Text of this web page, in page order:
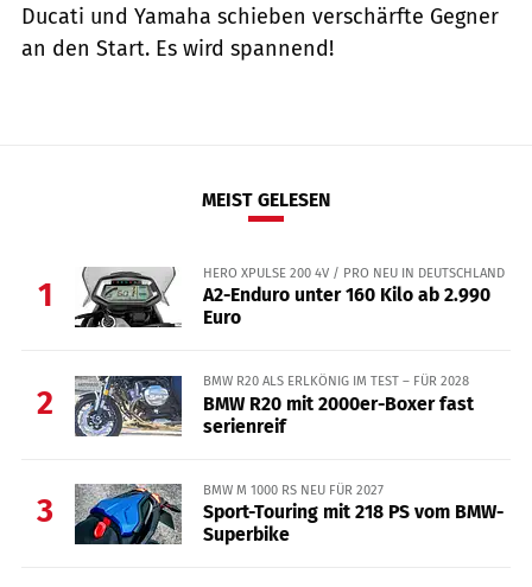
Ducati und Yamaha schieben verschärfte Gegner
an den Start. Es wird spannend!
MEIST GELESEN
1
HERO XPULSE 200 4V / PRO NEU IN DEUTSCHLAND
A2-Enduro unter 160 Kilo ab 2.990
Euro
2
BMW R20 ALS ERLKÖNIG IM TEST – FÜR 2028
BMW R20 mit 2000er-Boxer fast
serienreif
3
BMW M 1000 RS NEU FÜR 2027
Sport-Touring mit 218 PS vom BMW-
Superbike